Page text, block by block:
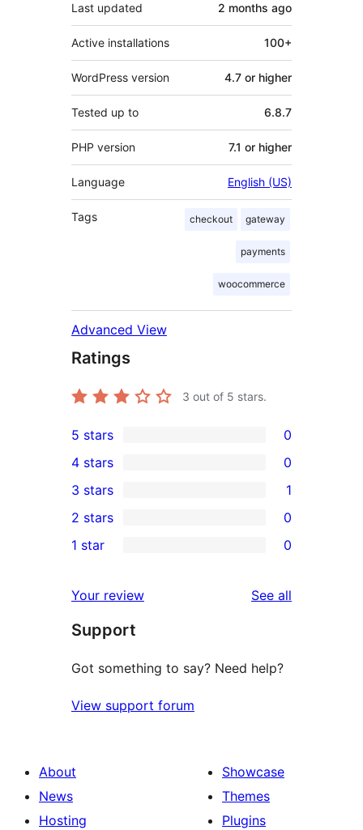
Last updated 2 months ago
Active installations 100+
WordPress version 4.7 or higher
Tested up to 6.8.7
PHP version 7.1 or higher
Language English (US)
Tags checkout gateway
payments
woocommerce
Advanced View
Ratings
3 out of 5 stars.
0
5-
star
reviews
5 stars 0
4-
star
reviews
4 stars 0
1
3-
star
3 stars 1
2-
reviews
2 stars 0
star
reviews
1 star 0
Your review See all
Support
Got something to say? Need help?
View support forum
About
News
Hosting
Showcase
Themes
Plugins